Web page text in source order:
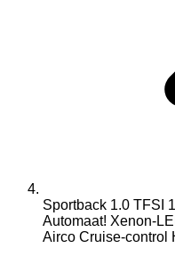
Sportback 1.0 TFSI
Automaat! Xenon-
Airco Cruise-control